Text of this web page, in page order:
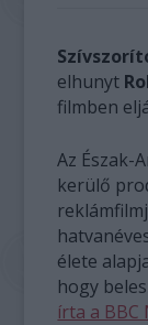
elhunyt
filmben
Az Észak-
kerülő
élete
hogy
írta a BBC